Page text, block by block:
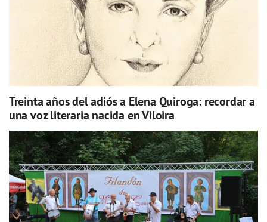
Treinta años del adiós a Elena Quiroga: recordar a
una voz literaria nacida en Viloira